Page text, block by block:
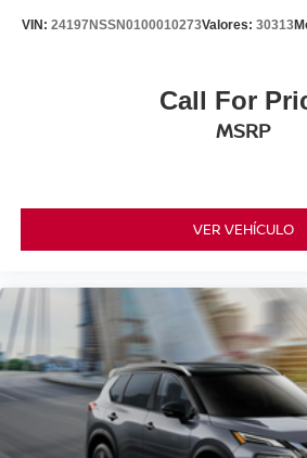
VIN: 24197NSSN0100010273Valores: 30313
Call For
MSRP
VER VEHÍCULO